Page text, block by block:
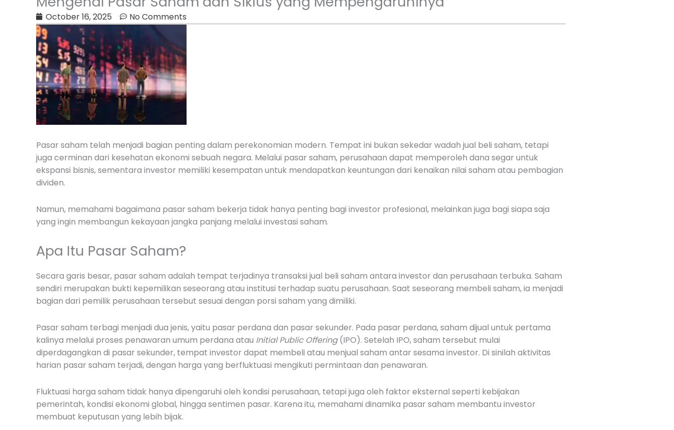
October 16, 2025 No Comments
Pasar saham telah menjadi bagian penting dalam perekonomian modern. Tempat ini bukan sekedar wadah jual beli saham, tetapi
juga cerminan dari kesehatan ekonomi sebuah negara. Melalui pasar saham, perusahaan dapat memperoleh dana segar untuk
ekspansi bisnis, sementara investor memiliki kesempatan untuk mendapatkan keuntungan dari kenaikan nilai saham atau pembagian
dividen.
Namun, memahami bagaimana pasar saham bekerja tidak hanya penting bagi investor profesional, melainkan juga bagi siapa saja
yang ingin membangun kekayaan jangka panjang melalui investasi saham.
Apa Itu Pasar Saham?
Secara garis besar, pasar saham adalah tempat terjadinya transaksi jual beli saham antara investor dan perusahaan terbuka. Saham
sendiri merupakan bukti kepemilikan seseorang atau institusi terhadap suatu perusahaan. Saat seseorang membeli saham, ia menjadi
bagian dari pemilik perusahaan tersebut sesuai dengan porsi saham yang dimiliki.
Pasar saham terbagi menjadi dua jenis, yaitu pasar perdana dan pasar sekunder. Pada pasar perdana, saham dijual untuk pertama
kalinya melalui proses penawaran umum perdana atau Initial Public Offering(IPO). Setelah IPO, saham tersebut mulai
diperdagangkan di pasar sekunder, tempat investor dapat membeli atau menjual saham antar sesama investor. Di sinilah aktivitas
harian pasar saham terjadi, dengan harga yang berfluktuasi mengikuti permintaan dan penawaran.
Fluktuasi harga saham tidak hanya dipengaruhi oleh kondisi perusahaan, tetapi juga oleh faktor eksternal seperti kebijakan
pemerintah, kondisi ekonomi global, hingga sentimen pasar. Karena itu, memahami dinamika pasar saham membantu investor
membuat keputusan yang lebih bijak.